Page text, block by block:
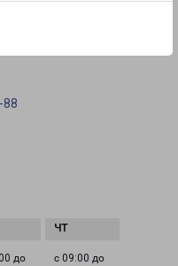
88
до
с 09:00 до